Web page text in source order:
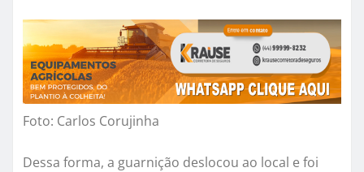
Foto: Carlos Corujinha
Dessa forma, a guarnição deslocou ao local e foi